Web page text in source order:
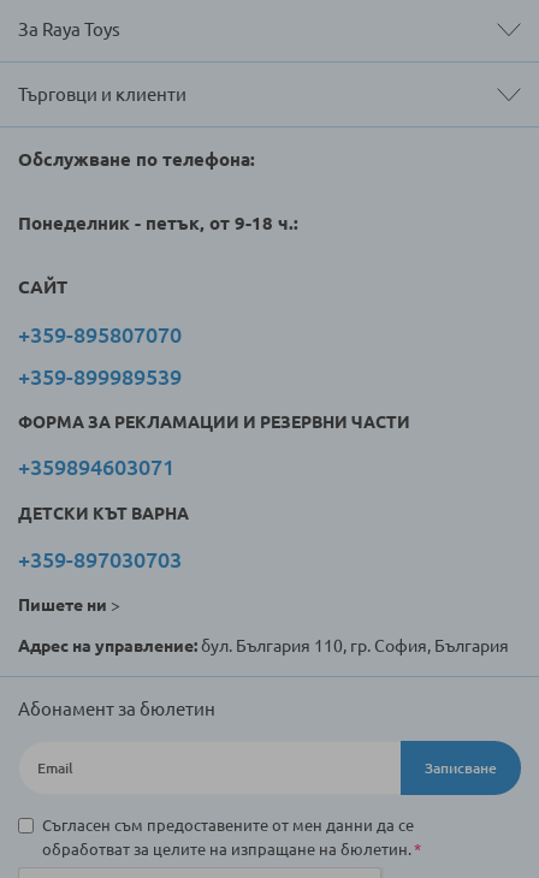
За Raya Toys
Търговци и клиенти
Обслужване по телефона:
Понеделник - петък, от 9-18 ч.:
САЙТ
+359-895807070
+359-899989539
ФОРМА ЗА РЕКЛАМАЦИИ И РЕЗЕРВНИ ЧАСТИ
+359894603071
ДЕТСКИ КЪТ ВАРНА
+359-897030703
Пишете ни >
Адрес на управление:бул. България 110, гр. София, България
Абонамент за бюлетин
Записване
Съгласен съм предоставените от мен данни да се
обработват за целите на изпращане на бюлетин.